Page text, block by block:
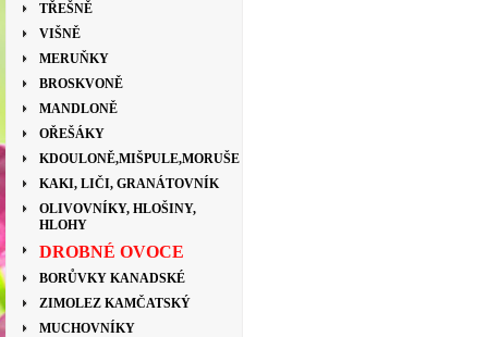
TŘEŠNĚ
VIŠNĚ
MERUŇKY
BROSKVONĚ
MANDLONĚ
OŘEŠÁKY
KDOULONĚ,MIŠPULE,MORUŠE
KAKI, LIČI, GRANÁTOVNÍK
OLIVOVNÍKY, HLOŠINY,
HLOHY
DROBNÉ OVOCE
BORŮVKY KANADSKÉ
ZIMOLEZ KAMČATSKÝ
MUCHOVNÍKY